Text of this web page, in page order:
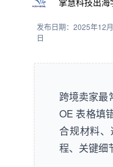
发布日期：2025年12
日
跨境卖家最
OE 表格填
合规材料
程、关键细